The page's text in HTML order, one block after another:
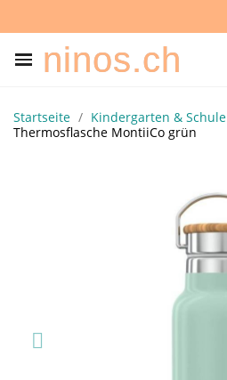
ninos.ch
Startseite Kindergarten & Schule
Thermosflasche MontiiCo grün